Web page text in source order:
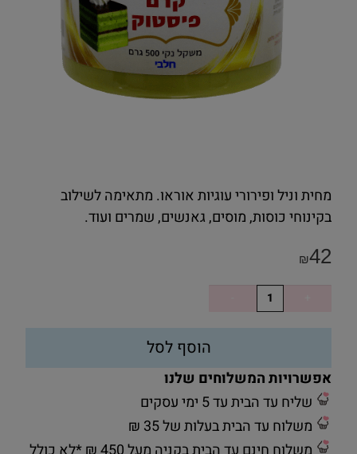
מחית וניל ופירורי עוגיות אוראו. מתאימה לשילוב
בקינוחי כוסות, מוסים, גאנשים, שמרים ועוד.
₪42
הוסף לסל
אפשרויות המשלוחים שלנו
שליח עד הבית עד 5 ימי עסקים
משלוח עד הבית בעלות של 35 ₪